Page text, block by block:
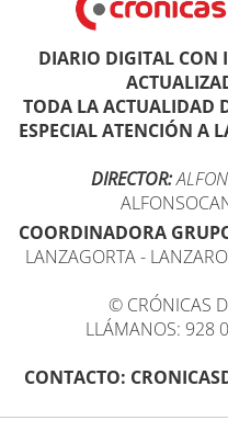
DIARIO DIGITAL CON
TODA LA ACTUALIDAD
ESPECIAL ATENCIÓN A
DIRECTOR:
COORDINADORA
LANZAGORTA -
© CRÓNICAS
LLÁMANOS: 928
CONTACTO: